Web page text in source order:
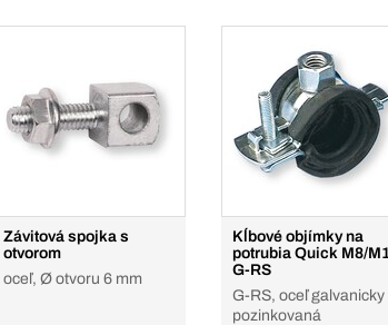
Závitová spojka s
otvorom
oceľ, Ø otvoru 6 mm
Kĺbové objímky na
potrubia Quick M8/
G-RS
G-RS, oceľ galvanicky
pozinkovaná